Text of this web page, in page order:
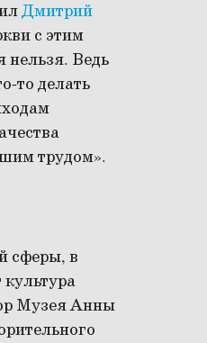
Дмитрий
с этим
нельзя. Ведь
то делать
трудом».
сферы, в
Музея Анны